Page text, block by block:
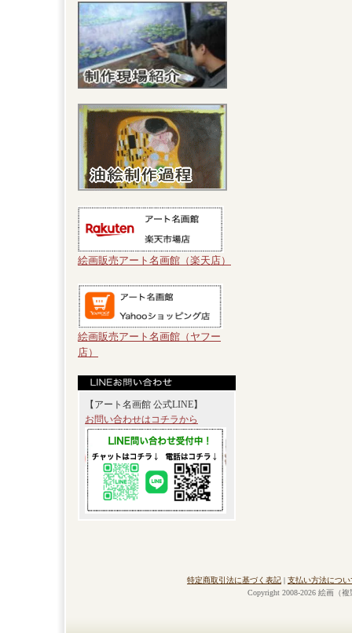
絵画販売アート名画館（楽天店）
絵画販売アート名画館（ヤフー
店）
【アート名画館 公式LINE】
お問い合わせはコチラから
特定商取引法に基づく表記 | 支払い方法につい
Copyright 2008-2026 絵画（